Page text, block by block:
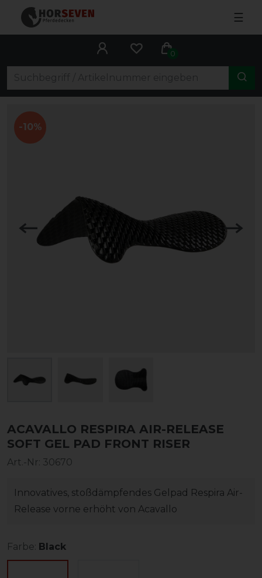
☰
0
-10%
ACAVALLO RESPIRA AIR-RELEASE
SOFT GEL PAD FRONT RISER
Art.-Nr: 30670
Innovatives, stoßdämpfendes Gelpad Respira Air-
Release vorne erhöht von Acavallo
Farbe: Black